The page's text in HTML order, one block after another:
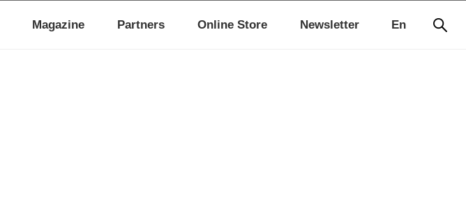
En
Magazine Partners Online Store Newsletter